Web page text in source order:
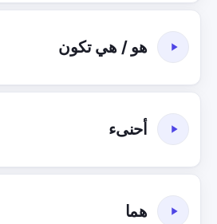
هو / هي تكون
أحنىء
هما